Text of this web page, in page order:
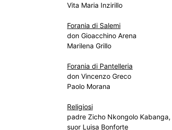
Vita Maria Inzirillo
Forania di Salemi
don Gioacchino Arena
Marilena Grillo
Forania di Pantelleria
don Vincenzo Greco
Paolo Morana
Religiosi
padre Zicho Nkongolo Kabanga,
suor Luisa Bonforte